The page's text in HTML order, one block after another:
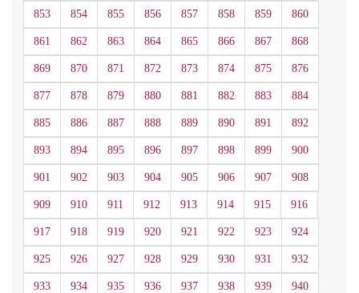
853 854 855 856 857 858 859 860
861 862 863 864 865 866 867 868
869 870 871 872 873 874 875 876
877 878 879 880 881 882 883 884
885 886 887 888 889 890 891 892
893 894 895 896 897 898 899 900
901 902 903 904 905 906 907 908
909 910 911 912 913 914 915 916
917 918 919 920 921 922 923 924
925 926 927 928 929 930 931 932
933 934 935 936 937 938 939 940